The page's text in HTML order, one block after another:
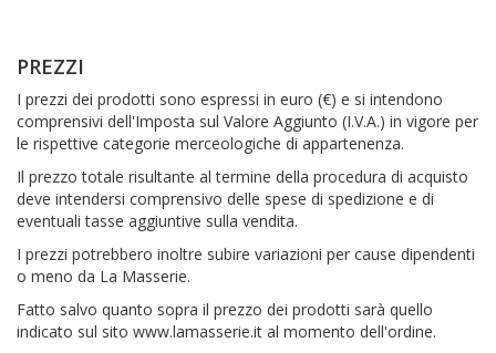
PREZZI
I prezzi dei prodotti sono espressi in euro (€) e si intendono
comprensivi dell'Imposta sul Valore Aggiunto (I.V.A.) in vigore per
le rispettive categorie merceologiche di appartenenza.
Il prezzo totale risultante al termine della procedura di acquisto
deve intendersi comprensivo delle spese di spedizione e di
eventuali tasse aggiuntive sulla vendita.
I prezzi potrebbero inoltre subire variazioni per cause dipendenti
o meno da La Masserie.
Fatto salvo quanto sopra il prezzo dei prodotti sarà quello
indicato sul sito www.lamasserie.it al momento dell'ordine.